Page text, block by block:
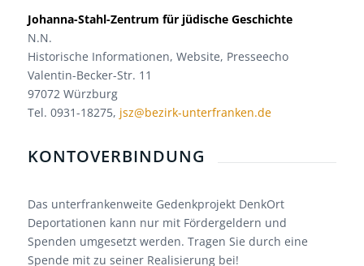
Johanna-Stahl-Zentrum für jüdische Geschichte
N.N.
Historische Informationen, Website, Presseecho
Valentin-Becker-Str. 11
97072 Würzburg
Tel. 0931-18275, jsz@bezirk-unterfranken.de
KONTOVERBINDUNG
Das unterfrankenweite Gedenkprojekt DenkOrt
Deportationen kann nur mit Fördergeldern und
Spenden umgesetzt werden. Tragen Sie durch eine
Spende mit zu seiner Realisierung bei!